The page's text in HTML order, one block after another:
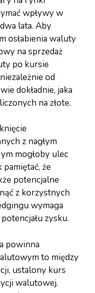
wpływy w
lata. Aby
osłabienia waluty
na sprzedaż
po kursie
od
dokładnie, jaka
na złote.
z nagłym
mogłoby ulec
że
potencjalne
z korzystnych
wymaga
zysku.
powinna
to między
ustalony kurs
walutowej.